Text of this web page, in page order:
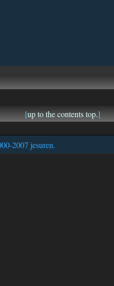
[up to the contents top.]
2007 jesuren.